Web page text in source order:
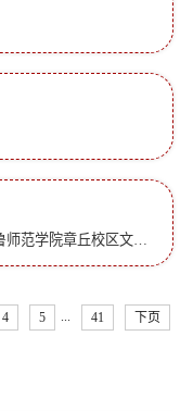
齐鲁文化长廊坐落于齐鲁师范学院章丘校区文翰广场，始建于2010年9月，历时三年建成。长廊以雕像、壁画、浮雕、碑刻等形式，配以简明通俗的文字和精选的古诗文，丰富多彩地呈现各个阶段齐鲁文化的精神风貌。长廊建...
4 5 ... 41 下页